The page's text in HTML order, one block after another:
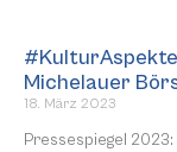
Michelauer
18. März 2023
Pressespiegel